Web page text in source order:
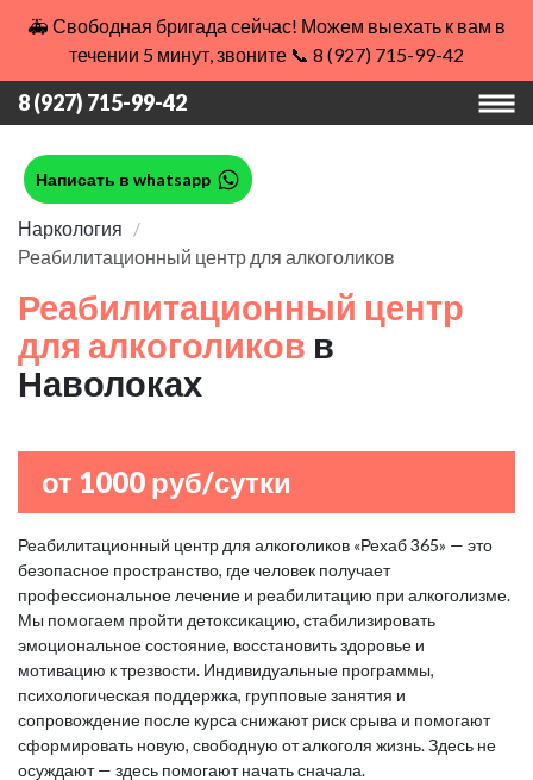
🚑 Свободная бригада сейчас! Можем выехать к вам в
течении 5 минут, звоните 📞 8 (927) 715-99-42
8 (927) 715-99-42
Написать в whatsapp
Наркология
Реабилитационный центр для алкоголиков
Реабилитационный центр
для алкоголиков в
Наволоках
от 1000 руб/сутки
Реабилитационный центр для алкоголиков «Рехаб 365» — это
безопасное пространство, где человек получает
профессиональное лечение и реабилитацию при алкоголизме.
Мы помогаем пройти детоксикацию, стабилизировать
эмоциональное состояние, восстановить здоровье и
мотивацию к трезвости. Индивидуальные программы,
психологическая поддержка, групповые занятия и
сопровождение после курса снижают риск срыва и помогают
сформировать новую, свободную от алкоголя жизнь. Здесь не
осуждают — здесь помогают начать сначала.